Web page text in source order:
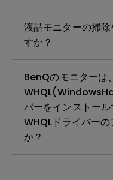
液晶モニターの掃
すか？
BenQのモニター
バーをインストー
WHQLドライバー
か？